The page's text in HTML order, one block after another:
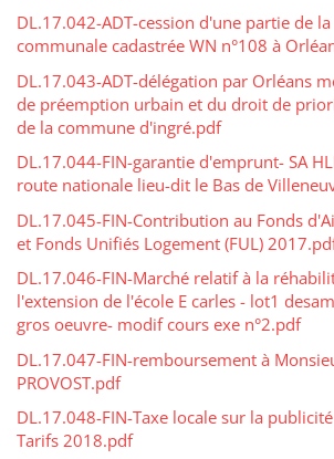
DL.17.042-ADT-cession d'une partie de
communale cadastrée WN n°108 à
DL.17.043-ADT-délégation par Orléans
de préemption urbain et du droit de
de la commune d'ingré.pdf
DL.17.044-FIN-garantie d'emprunt- SA
route nationale lieu-dit le Bas de
DL.17.045-FIN-Contribution au Fonds
et Fonds Unifiés Logement (FUL)
DL.17.046-FIN-Marché relatif à la
l'extension de l'école E carles - lot1
gros oeuvre- modif cours exe n°2.pdf
DL.17.047-FIN-remboursement à
PROVOST.pdf
DL.17.048-FIN-Taxe locale sur la
Tarifs 2018.pdf